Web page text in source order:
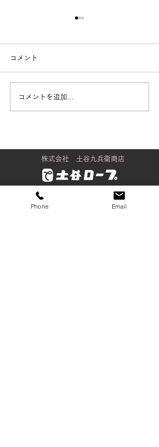
街で見かける「白いも
コメント
コメントを追加…
株式会社 土谷九兵衛商店
〒920-0061
Phone Email